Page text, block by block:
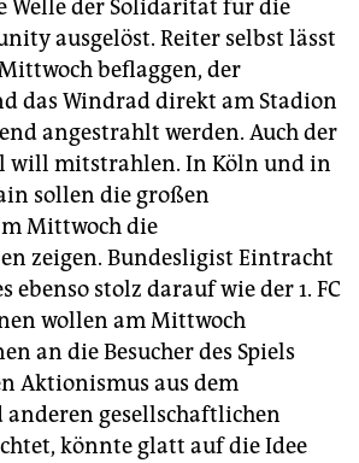
Welle der Solidarität für die
ausgelöst. Reiter selbst lässt
beflaggen, der
das Windrad direkt am Stadion
angestrahlt werden. Auch der
will mitstrahlen. In Köln und in
sollen die großen
Mittwoch die
zeigen. Bundesligist Eintracht
ebenso stolz darauf wie der 1. FC
wollen am Mittwoch
an die Besucher des Spiels
Aktionismus aus dem
gesellschaftlichen
könnte glatt auf die Idee